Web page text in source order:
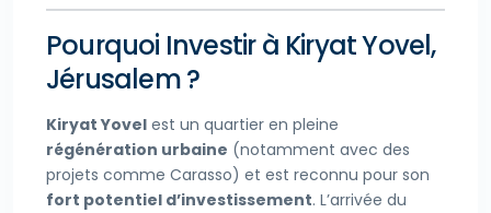
Pourquoi Investir à Kiryat Yovel,
Jérusalem ?
Kiryat Yovel est un quartier en pleine
régénération urbaine (notamment avec des
projets comme Carasso) et est reconnu pour son
fort potentiel d’investissement. L’arrivée du